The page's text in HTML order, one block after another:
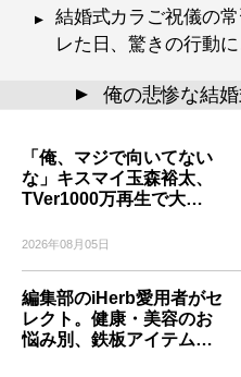
結婚式カラご祝儀の
レた日、驚きの行動
▲ 俺の悲惨な結
「俺、マジで向いてない
な」キスマイ玉森裕太、
TVer1000万再生で大…
2026年08月05日
編集部のiHerb愛用者がセ
レクト。健康・美容のお
悩み別、鉄板アイテム…